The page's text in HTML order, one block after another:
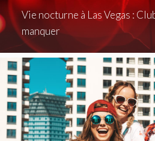
Vie nocturne à Las Vegas :
manquer